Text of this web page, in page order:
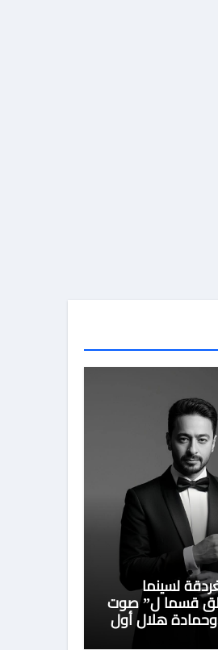
لسينما
قسما ل” صوت
هلال أول